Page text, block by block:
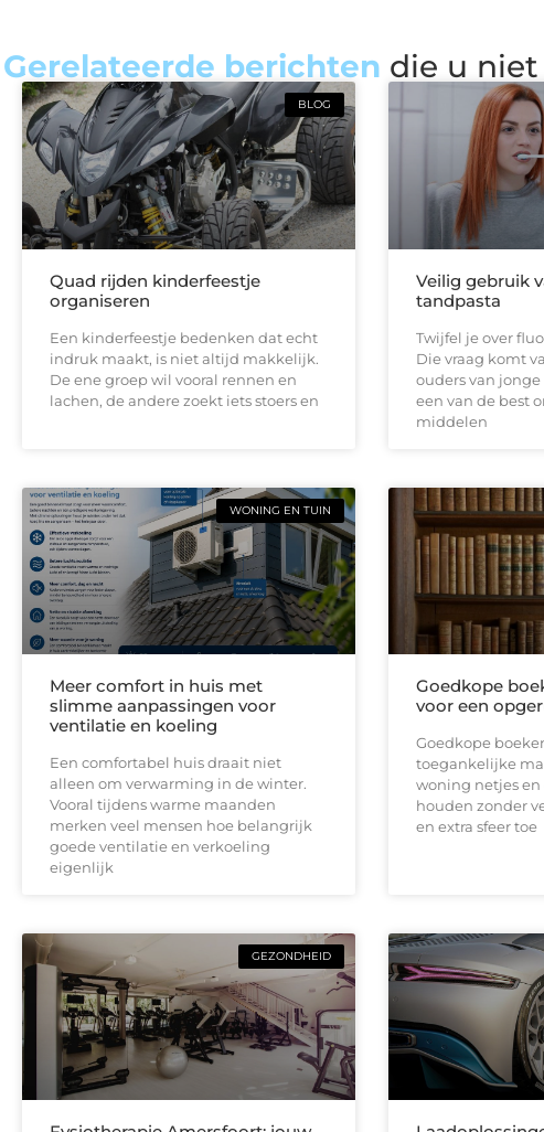
Gerelateerde berichten die u
BLOG
Quad rijden kinderfeestje
organiseren
Een kinderfeestje bedenken dat echt
indruk maakt, is niet altijd makkelijk.
De ene groep wil vooral rennen en
lachen, de andere zoekt iets stoers en
Veilig gebruik
tandpasta
Twijfel je over
Die vraag komt
ouders van
een van de best
middelen
WONING EN TUIN
Meer comfort in huis met
slimme aanpassingen voor
ventilatie en koeling
Een comfortabel huis draait niet
alleen om verwarming in de winter.
Vooral tijdens warme maanden
merken veel mensen hoe belangrijk
goede ventilatie en verkoeling
eigenlijk
Goedkope
voor een
Goedkope
toegankelijke
woning netjes
houden zonder
en extra sfeer toe
GEZONDHEID